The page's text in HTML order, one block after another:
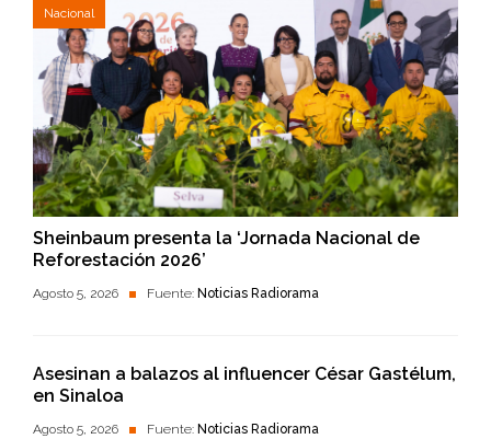
Nacional
Sheinbaum presenta la ‘Jornada Nacional de
Reforestación 2026’
Agosto 5, 2026 Fuente: Noticias Radiorama
Asesinan a balazos al influencer César Gastélum,
en Sinaloa
Agosto 5, 2026 Fuente: Noticias Radiorama